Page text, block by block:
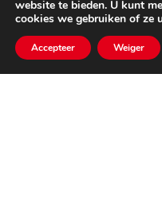
website te bieden. U kunt
cookies we gebruiken of ze
Accepteer Weiger